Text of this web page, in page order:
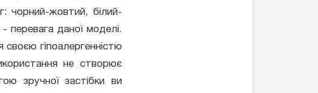
чорний-жовтий, білий-
перевага даної моделі.
гіпоалергенністю
не створює
зручної застібки ви